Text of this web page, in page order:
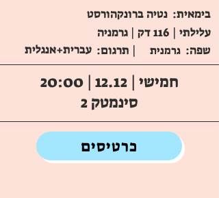
נטיה ברונקהורסט בימאית:
עלילתי | 116 דק | גרמניה
עברית+אנגלית | תרגום: גרמנית שפה:
חמישי | 12.12 | 20:00
סינמטק 2
כרטיסים